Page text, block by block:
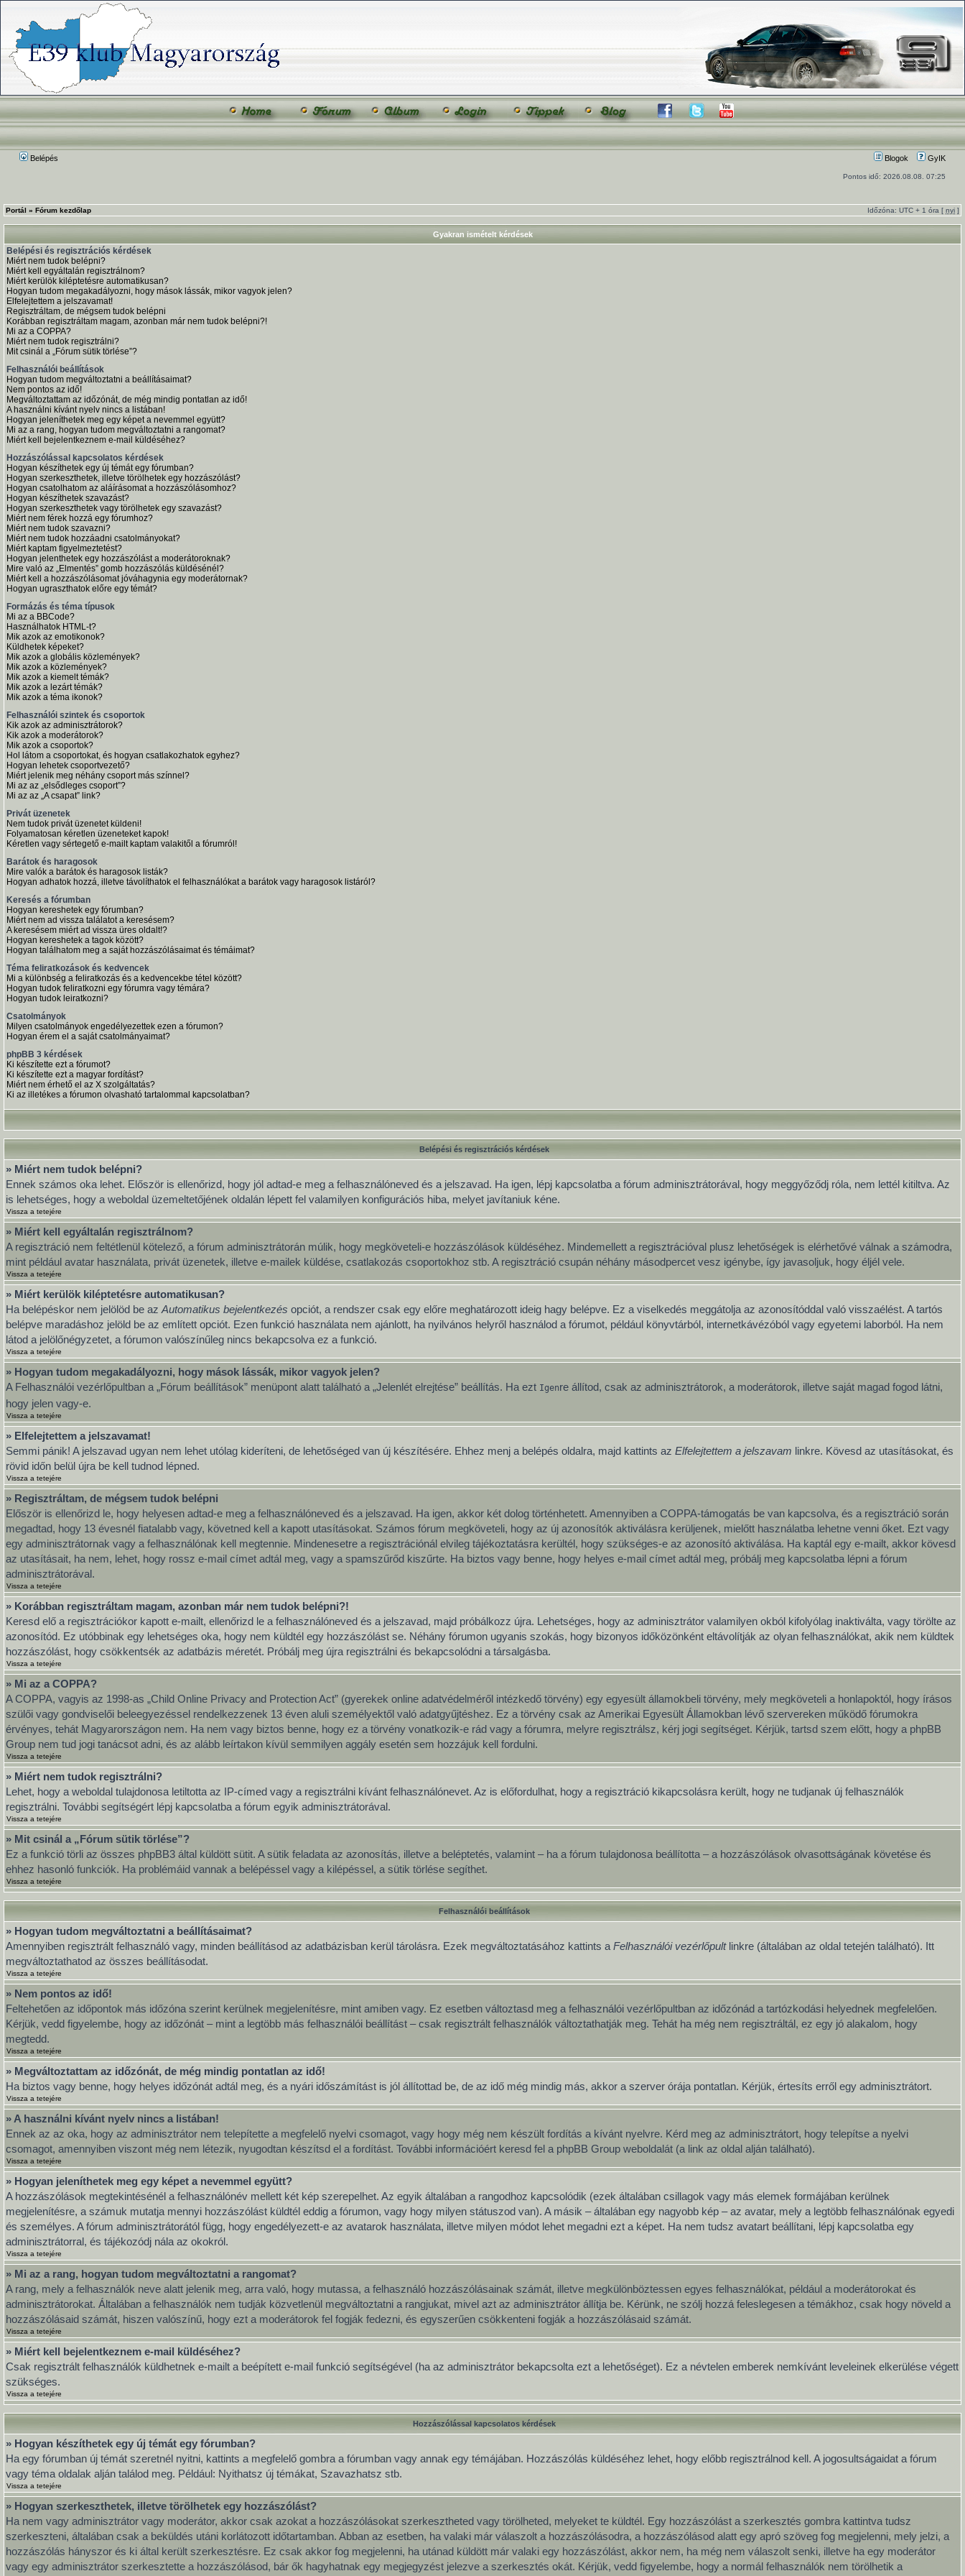
Belépés Blogok GyIK
Pontos idő: 2026.08.08. 07:25
Portál » Fórum kezdőlap Időzóna: UTC + 1 óra [ nyi ]
Gyakran ismételt kérdések
Belépési és regisztrációs kérdések
Miért nem tudok belépni?
Miért kell egyáltalán regisztrálnom?
Miért kerülök kiléptetésre automatikusan?
Hogyan tudom megakadályozni, hogy mások lássák, mikor vagyok jelen?
Elfelejtettem a jelszavamat!
Regisztráltam, de mégsem tudok belépni
Korábban regisztráltam magam, azonban már nem tudok belépni?!
Mi az a COPPA?
Miért nem tudok regisztrálni?
Mit csinál a „Fórum sütik törlése”?
Felhasználói beállítások
Hogyan tudom megváltoztatni a beállításaimat?
Nem pontos az idő!
Megváltoztattam az időzónát, de még mindig pontatlan az idő!
A használni kívánt nyelv nincs a listában!
Hogyan jeleníthetek meg egy képet a nevemmel együtt?
Mi az a rang, hogyan tudom megváltoztatni a rangomat?
Miért kell bejelentkeznem e-mail küldéséhez?
Hozzászólással kapcsolatos kérdések
Hogyan készíthetek egy új témát egy fórumban?
Hogyan szerkeszthetek, illetve törölhetek egy hozzászólást?
Hogyan csatolhatom az aláírásomat a hozzászólásomhoz?
Hogyan készíthetek szavazást?
Hogyan szerkeszthetek vagy törölhetek egy szavazást?
Miért nem férek hozzá egy fórumhoz?
Miért nem tudok szavazni?
Miért nem tudok hozzáadni csatolmányokat?
Miért kaptam figyelmeztetést?
Hogyan jelenthetek egy hozzászólást a moderátoroknak?
Mire való az „Elmentés” gomb hozzászólás küldésénél?
Miért kell a hozzászólásomat jóváhagynia egy moderátornak?
Hogyan ugraszthatok előre egy témát?
Formázás és téma típusok
Mi az a BBCode?
Használhatok HTML-t?
Mik azok az emotikonok?
Küldhetek képeket?
Mik azok a globális közlemények?
Mik azok a közlemények?
Mik azok a kiemelt témák?
Mik azok a lezárt témák?
Mik azok a téma ikonok?
Felhasználói szintek és csoportok
Kik azok az adminisztrátorok?
Kik azok a moderátorok?
Mik azok a csoportok?
Hol látom a csoportokat, és hogyan csatlakozhatok egyhez?
Hogyan lehetek csoportvezető?
Miért jelenik meg néhány csoport más színnel?
Mi az az „elsődleges csoport”?
Mi az az „A csapat” link?
Privát üzenetek
Nem tudok privát üzenetet küldeni!
Folyamatosan kéretlen üzeneteket kapok!
Kéretlen vagy sértegető e-mailt kaptam valakitől a fórumról!
Barátok és haragosok
Mire valók a barátok és haragosok listák?
Hogyan adhatok hozzá, illetve távolíthatok el felhasználókat a barátok vagy haragosok listáról?
Keresés a fórumban
Hogyan kereshetek egy fórumban?
Miért nem ad vissza találatot a keresésem?
A keresésem miért ad vissza üres oldalt!?
Hogyan kereshetek a tagok között?
Hogyan találhatom meg a saját hozzászólásaimat és témáimat?
Téma feliratkozások és kedvencek
Mi a különbség a feliratkozás és a kedvencekbe tétel között?
Hogyan tudok feliratkozni egy fórumra vagy témára?
Hogyan tudok leiratkozni?
Csatolmányok
Milyen csatolmányok engedélyezettek ezen a fórumon?
Hogyan érem el a saját csatolmányaimat?
phpBB 3 kérdések
Ki készítette ezt a fórumot?
Ki készítette ezt a magyar fordítást?
Miért nem érhető el az X szolgáltatás?
Ki az illetékes a fórumon olvasható tartalommal kapcsolatban?
Belépési és regisztrációs kérdések
» Miért nem tudok belépni?
Ennek számos oka lehet. Először is ellenőrizd, hogy jól adtad-e meg a felhasználóneved és a jelszavad. Ha igen, lépj kapcsolatba a fórum adminisztrátorával, hogy meggyőződj róla, nem lettél kitiltva. Az
is lehetséges, hogy a weboldal üzemeltetőjének oldalán lépett fel valamilyen konfigurációs hiba, melyet javítaniuk kéne.
Vissza a tetejére
» Miért kell egyáltalán regisztrálnom?
A regisztráció nem feltétlenül kötelező, a fórum adminisztrátorán múlik, hogy megköveteli-e hozzászólások küldéséhez. Mindemellett a regisztrációval plusz lehetőségek is elérhetővé válnak a számodra,
mint például avatar használata, privát üzenetek, illetve e-mailek küldése, csatlakozás csoportokhoz stb. A regisztráció csupán néhány másodpercet vesz igénybe, így javasoljuk, hogy éljél vele.
Vissza a tetejére
» Miért kerülök kiléptetésre automatikusan?
Ha belépéskor nem jelölöd be az Automatikus bejelentkezés opciót, a rendszer csak egy előre meghatározott ideig hagy belépve. Ez a viselkedés meggátolja az azonosítóddal való visszaélést. A tartós
belépve maradáshoz jelöld be az említett opciót. Ezen funkció használata nem ajánlott, ha nyilvános helyről használod a fórumot, például könyvtárból, internetkávézóból vagy egyetemi laborból. Ha nem
látod a jelölőnégyzetet, a fórumon valószínűleg nincs bekapcsolva ez a funkció.
Vissza a tetejére
» Hogyan tudom megakadályozni, hogy mások lássák, mikor vagyok jelen?
A Felhasználói vezérlőpultban a „Fórum beállítások” menüpont alatt található a „Jelenlét elrejtése” beállítás. Ha ezt Igenre állítod, csak az adminisztrátorok, a moderátorok, illetve saját magad fogod látni,
hogy jelen vagy-e.
Vissza a tetejére
» Elfelejtettem a jelszavamat!
Semmi pánik! A jelszavad ugyan nem lehet utólag kideríteni, de lehetőséged van új készítésére. Ehhez menj a belépés oldalra, majd kattints az Elfelejtettem a jelszavam linkre. Kövesd az utasításokat, és
rövid időn belül újra be kell tudnod lépned.
Vissza a tetejére
» Regisztráltam, de mégsem tudok belépni
Először is ellenőrizd le, hogy helyesen adtad-e meg a felhasználóneved és a jelszavad. Ha igen, akkor két dolog történhetett. Amennyiben a COPPA-támogatás be van kapcsolva, és a regisztráció során
megadtad, hogy 13 évesnél fiatalabb vagy, követned kell a kapott utasításokat. Számos fórum megköveteli, hogy az új azonosítók aktiválásra kerüljenek, mielőtt használatba lehetne venni őket. Ezt vagy
egy adminisztrátornak vagy a felhasználónak kell megtennie. Mindenesetre a regisztrációnál elvileg tájékoztatásra kerültél, hogy szükséges-e az azonosító aktiválása. Ha kaptál egy e-mailt, akkor kövesd
az utasításait, ha nem, lehet, hogy rossz e-mail címet adtál meg, vagy a spamszűrőd kiszűrte. Ha biztos vagy benne, hogy helyes e-mail címet adtál meg, próbálj meg kapcsolatba lépni a fórum
adminisztrátorával.
Vissza a tetejére
» Korábban regisztráltam magam, azonban már nem tudok belépni?!
Keresd elő a regisztrációkor kapott e-mailt, ellenőrizd le a felhasználóneved és a jelszavad, majd próbálkozz újra. Lehetséges, hogy az adminisztrátor valamilyen okból kifolyólag inaktiválta, vagy törölte az
azonosítód. Ez utóbbinak egy lehetséges oka, hogy nem küldtél egy hozzászólást se. Néhány fórumon ugyanis szokás, hogy bizonyos időközönként eltávolítják az olyan felhasználókat, akik nem küldtek
hozzászólást, hogy csökkentsék az adatbázis méretét. Próbálj meg újra regisztrálni és bekapcsolódni a társalgásba.
Vissza a tetejére
» Mi az a COPPA?
A COPPA, vagyis az 1998-as „Child Online Privacy and Protection Act” (gyerekek online adatvédelméről intézkedő törvény) egy egyesült államokbeli törvény, mely megköveteli a honlapoktól, hogy írásos
szülői vagy gondviselői beleegyezéssel rendelkezzenek 13 éven aluli személyektől való adatgyűjtéshez. Ez a törvény csak az Amerikai Egyesült Államokban lévő szervereken működő fórumokra
érvényes, tehát Magyarországon nem. Ha nem vagy biztos benne, hogy ez a törvény vonatkozik-e rád vagy a fórumra, melyre regisztrálsz, kérj jogi segítséget. Kérjük, tartsd szem előtt, hogy a phpBB
Group nem tud jogi tanácsot adni, és az alább leírtakon kívül semmilyen aggály esetén sem hozzájuk kell fordulni.
Vissza a tetejére
» Miért nem tudok regisztrálni?
Lehet, hogy a weboldal tulajdonosa letiltotta az IP-címed vagy a regisztrálni kívánt felhasználónevet. Az is előfordulhat, hogy a regisztráció kikapcsolásra került, hogy ne tudjanak új felhasználók
regisztrálni. További segítségért lépj kapcsolatba a fórum egyik adminisztrátorával.
Vissza a tetejére
» Mit csinál a „Fórum sütik törlése”?
Ez a funkció törli az összes phpBB3 által küldött sütit. A sütik feladata az azonosítás, illetve a beléptetés, valamint – ha a fórum tulajdonosa beállította – a hozzászólások olvasottságának követése és
ehhez hasonló funkciók. Ha problémáid vannak a belépéssel vagy a kilépéssel, a sütik törlése segíthet.
Vissza a tetejére
Felhasználói beállítások
» Hogyan tudom megváltoztatni a beállításaimat?
Amennyiben regisztrált felhasználó vagy, minden beállításod az adatbázisban kerül tárolásra. Ezek megváltoztatásához kattints a Felhasználói vezérlőpultlinkre (általában az oldal tetején található). Itt
megváltoztathatod az összes beállításodat.
Vissza a tetejére
» Nem pontos az idő!
Feltehetően az időpontok más időzóna szerint kerülnek megjelenítésre, mint amiben vagy. Ez esetben változtasd meg a felhasználói vezérlőpultban az időzónád a tartózkodási helyednek megfelelően.
Kérjük, vedd figyelembe, hogy az időzónát – mint a legtöbb más felhasználói beállítást – csak regisztrált felhasználók változtathatják meg. Tehát ha még nem regisztráltál, ez egy jó alakalom, hogy
megtedd.
Vissza a tetejére
» Megváltoztattam az időzónát, de még mindig pontatlan az idő!
Ha biztos vagy benne, hogy helyes időzónát adtál meg, és a nyári időszámítást is jól állítottad be, de az idő még mindig más, akkor a szerver órája pontatlan. Kérjük, értesíts erről egy adminisztrátort.
Vissza a tetejére
» A használni kívánt nyelv nincs a listában!
Ennek az az oka, hogy az adminisztrátor nem telepítette a megfelelő nyelvi csomagot, vagy hogy még nem készült fordítás a kívánt nyelvre. Kérd meg az adminisztrátort, hogy telepítse a nyelvi
csomagot, amennyiben viszont még nem létezik, nyugodtan készítsd el a fordítást. További információért keresd fel a phpBB Group weboldalát (a link az oldal alján található).
Vissza a tetejére
» Hogyan jeleníthetek meg egy képet a nevemmel együtt?
A hozzászólások megtekintésénél a felhasználónév mellett két kép szerepelhet. Az egyik általában a rangodhoz kapcsolódik (ezek általában csillagok vagy más elemek formájában kerülnek
megjelenítésre, a számuk mutatja mennyi hozzászólást küldtél eddig a fórumon, vagy hogy milyen státuszod van). A másik – általában egy nagyobb kép – az avatar, mely a legtöbb felhasználónak egyedi
és személyes. A fórum adminisztrátorától függ, hogy engedélyezett-e az avatarok használata, illetve milyen módot lehet megadni ezt a képet. Ha nem tudsz avatart beállítani, lépj kapcsolatba egy
adminisztrátorral, és tájékozódj nála az okokról.
Vissza a tetejére
» Mi az a rang, hogyan tudom megváltoztatni a rangomat?
A rang, mely a felhasználók neve alatt jelenik meg, arra való, hogy mutassa, a felhasználó hozzászólásainak számát, illetve megkülönböztessen egyes felhasználókat, például a moderátorokat és
adminisztrátorokat. Általában a felhasználók nem tudják közvetlenül megváltoztatni a rangjukat, mivel azt az adminisztrátor állítja be. Kérünk, ne szólj hozzá feleslegesen a témákhoz, csak hogy növeld a
hozzászólásaid számát, hiszen valószínű, hogy ezt a moderátorok fel fogják fedezni, és egyszerűen csökkenteni fogják a hozzászólásaid számát.
Vissza a tetejére
» Miért kell bejelentkeznem e-mail küldéséhez?
Csak regisztrált felhasználók küldhetnek e-mailt a beépített e-mail funkció segítségével (ha az adminisztrátor bekapcsolta ezt a lehetőséget). Ez a névtelen emberek nemkívánt leveleinek elkerülése végett
szükséges.
Vissza a tetejére
Hozzászólással kapcsolatos kérdések
» Hogyan készíthetek egy új témát egy fórumban?
Ha egy fórumban új témát szeretnél nyitni, kattints a megfelelő gombra a fórumban vagy annak egy témájában. Hozzászólás küldéséhez lehet, hogy előbb regisztrálnod kell. A jogosultságaidat a fórum
vagy téma oldalak alján találod meg. Például: Nyithatsz új témákat, Szavazhatsz stb.
Vissza a tetejére
» Hogyan szerkeszthetek, illetve törölhetek egy hozzászólást?
Ha nem vagy adminisztrátor vagy moderátor, akkor csak azokat a hozzászólásokat szerkesztheted vagy törölheted, melyeket te küldtél. Egy hozzászólást a szerkesztés gombra kattintva tudsz
szerkeszteni, általában csak a beküldés utáni korlátozott időtartamban. Abban az esetben, ha valaki már válaszolt a hozzászólásodra, a hozzászólásod alatt egy apró szöveg fog megjelenni, mely jelzi, a
hozzászólás hányszor és ki által került szerkesztésre. Ez csak akkor fog megjelenni, ha utánad küldött már valaki egy hozzászólást, akkor nem, ha még nem válaszolt senki, illetve ha egy moderátor
vagy egy adminisztrátor szerkesztette a hozzászólásod, bár ők hagyhatnak egy megjegyzést jelezve a szerkesztés okát. Kérjük, vedd figyelembe, hogy a normál felhasználók nem törölhetik a